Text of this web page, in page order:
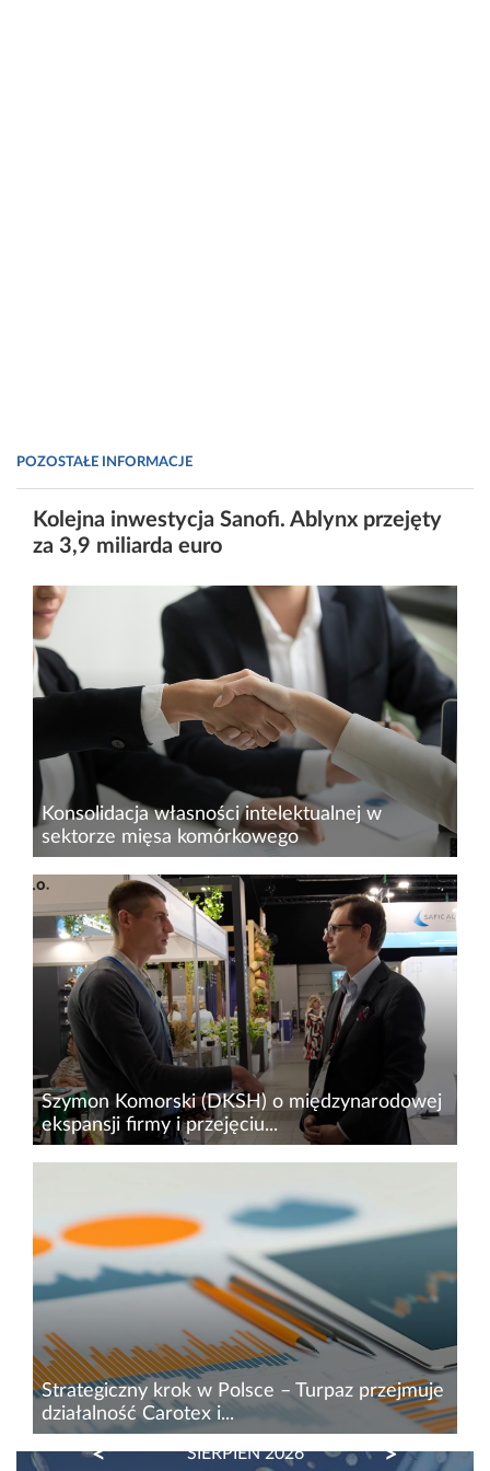
POZOSTAŁE INFORMACJE
Kolejna inwestycja Sanofi. Ablynx przejęty
za 3,9 miliarda euro
Konsolidacja własności intelektualnej w
sektorze mięsa komórkowego
Sektor mięsa komórkowego znajduje się w fazie
intensywnej reorganizacji, której centralnym
elementem staje się obrót własnością
intelektualną. W warunkach ograniczonego
finansowania, wysokich kosztów...
Szymon Komorski (DKSH) o międzynarodowej
ekspansji firmy i przejęciu...
Kontynuujemy cykl wywiadów z targów HPCI
CEE, które odbyły się w Warszawie w dniach
24-25 września 2025 r. Tym razem rozmowa z
Szymonem Komorskim z DKSH, który opowiada
o międzynarodowej ekspansji...
Strategiczny krok w Polsce – Turpaz przejmuje
działalność Carotex i...
Turpaz Industries Ltd. – międzynarodowa firma
SIERPIEŃ 2026
PREVIOUS NEXT